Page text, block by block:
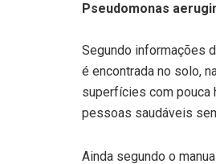
Pseudomonas
Segundo informações
é encontrada no solo,
superfícies com pouca
pessoas saudáveis
Ainda segundo o